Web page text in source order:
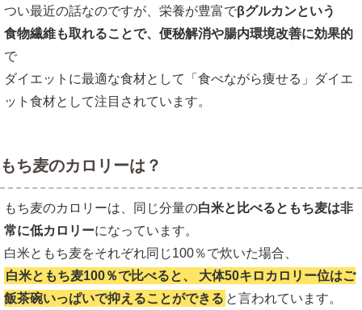
つい最近の話なのですが、栄養が豊富でβグルカンという
食物繊維も取れることで、便秘解消や腸内環境改善に効果的
で
ダイエットに最適な食材として「食べながら痩せる」ダイエ
ット食材として注目されています。
もち麦のカロリーは？
もち麦のカロリーは、同じ分量の白米と比べるともち麦は非
常に低カロリーになっています。
白米ともち麦をそれぞれ同じ100％で炊いた場合、
白米ともち麦100％で比べると、
大体50キロカロリー位はご
飯茶碗いっぱいで抑えることができる と言われています。